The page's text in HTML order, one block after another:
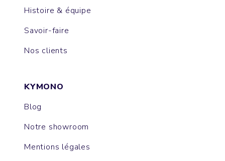
Histoire & équipe
Savoir-faire
Nos clients
KYMONO
Blog
Notre showroom
Mentions légales